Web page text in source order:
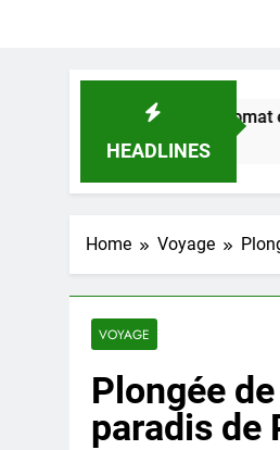
HEADLINES
arrière Nivomat en 2025 ?
Home Voyage
VOYAGE
Plongée
paradis de